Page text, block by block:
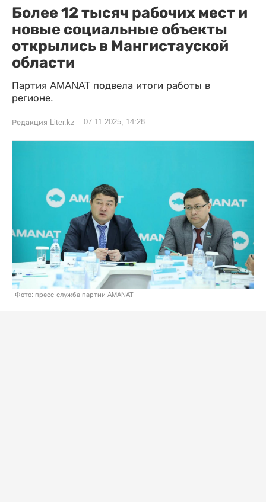
Более 12 тысяч рабочих мест и
новые социальные объекты
открылись в Мангистауской
области
Партия AMANAT подвела итоги работы в
регионе.
Редакция Liter.kz 07.11.2025, 14:28
Фото: пресс-служба партии AMANAT